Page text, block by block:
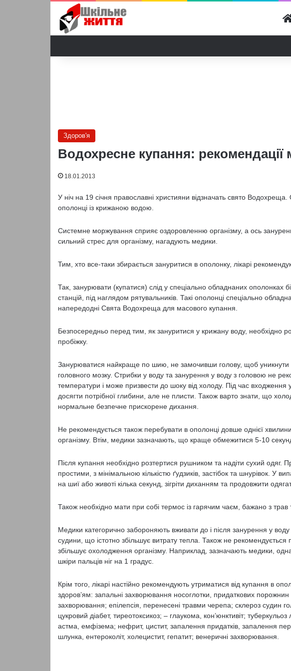
Здоров'я
Водохресне купання: рекомендації
18.01.2013
У ніч на 19 січня православні християни відзначать свято
ополонці із крижаною водою.
Системне моржування сприяє оздоровленню організму, а ось
сильний стрес для організму, нагадують медики.
Тим, хто все-таки збирається зануритися в ополонку, лікарі
Так, занурювати (купатися) слід у спеціально обладнаних ополонках
станцій, під наглядом рятувальників. Такі ополонці спеціально
напередодні Свята Водохреща для масового купання.
Безпосередньо перед тим, як зануритися у крижану воду, необхідно
пробіжку.
Занурюватися найкраще по шию, не замочивши голову, щоб уникнути
головного мозку. Стрибки у воду та занурення у воду з головою не
температури і може призвести до шоку від холоду. Під час
досягти потрібної глибини, але не плисти. Також варто знати, що
нормальне безпечне прискорене дихання.
Не рекомендується також перебувати в ополонці довше однієї
організму. Втім, медики зазначають, що краще обмежитися 5-10
Після купання необхідно розтертися рушником та надіти сухий одяг.
простими, з мінімальною кількістю ґудзиків, застібок та шнурівок. У
на шиї або животі кілька секунд, зігріти диханням та продовжити
Також необхідно мати при собі термос із гарячим чаєм, бажано з трав
Медики категорично забороняють вживати до і після занурення у
судини, що істотно збільшує витрату тепла. Також не рекомендується
збільшує охолодження організму. Наприклад, зазначають медики,
шкіри пальців ніг на 1 градус.
Крім того, лікарі настійно рекомендують утриматися від купання в
здоров’ям: запальні захворювання носоглотки, придаткових
захворювання; епілепсія, перенесені травми черепа; склероз судин
цукровий діабет, тиреотоксикоз; – глаукома, кон’юнктивіт;
астма, емфізема; нефрит, цистит, запалення придатків, запалення
шлунка, ентероколіт, холецистит, гепатит; венеричні захворювання.